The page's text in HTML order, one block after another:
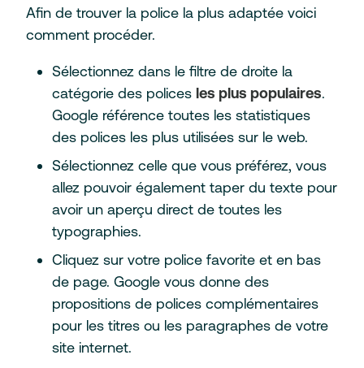
Afin de trouver la police la plus adaptée voici
comment procéder.
Sélectionnez dans le filtre de droite la
catégorie des polices les plus populaires.
Google référence toutes les statistiques
des polices les plus utilisées sur le web.
Sélectionnez celle que vous préférez, vous
allez pouvoir également taper du texte pour
avoir un aperçu direct de toutes les
typographies.
Cliquez sur votre police favorite et en bas
de page. Google vous donne des
propositions de polices complémentaires
pour les titres ou les paragraphes de votre
site internet.